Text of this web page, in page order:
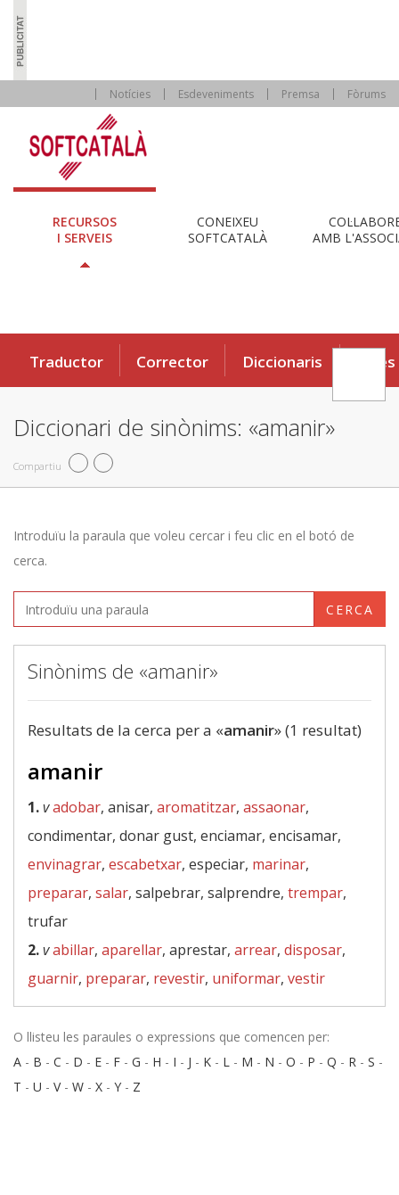
Notícies Esdeveniments Premsa Fòrums
RECURSOS
I SERVEIS
CONEIXEU
SOFTCATALÀ
AMB
Traductor Corrector Diccionaris Eines
Diccionari de sinònims: «amanir»
Compartiu
Introduïu la paraula que voleu cercar i feu clic en el botó de
cerca.
CERCA
Sinònims de «amanir»
Resultats de la cerca per a «amanir» (1 resultat)
amanir
1.vadobar, anisar, aromatitzar, assaonar,
condimentar, donar gust, enciamar, encisamar,
envinagrar, escabetxar, especiar, marinar,
preparar, salar, salpebrar, salprendre, trempar,
trufar
2.vabillar, aparellar, aprestar, arrear, disposar,
guarnir, preparar, revestir, uniformar, vestir
O llisteu les paraules o expressions que comencen per:
A - B - C - D - E - F - G - H - I - J - K - L - M - N - O - P - Q - R - S -
T - U - V- W - X - Y - Z